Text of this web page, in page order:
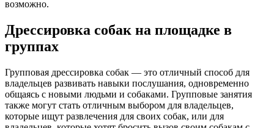
возможно.
Дрессировка собак на площадке в
группах
Групповая дрессировка собак — это отличный способ для
владельцев развивать навыки послушания, одновременно
общаясь с новыми людьми и собаками. Групповые занятия
также могут стать отличным выбором для владельцев,
которые ищут развлечения для своих собак, или для